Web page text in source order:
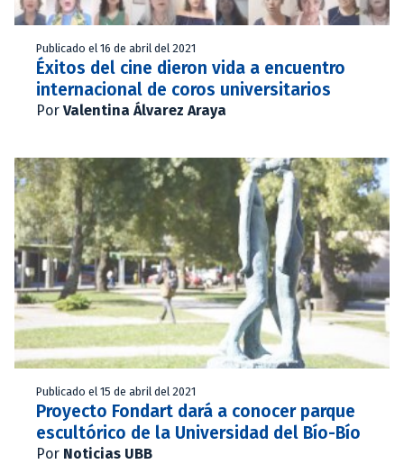
Publicado el 16 de abril del 2021
Éxitos del cine dieron vida a encuentro
internacional de coros universitarios
Por Valentina Álvarez Araya
Publicado el 15 de abril del 2021
Proyecto Fondart dará a conocer parque
escultórico de la Universidad del Bío-Bío
Por Noticias UBB